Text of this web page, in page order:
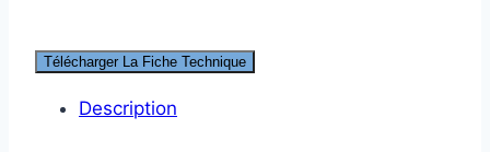
Télécharger La Fiche Technique
Description